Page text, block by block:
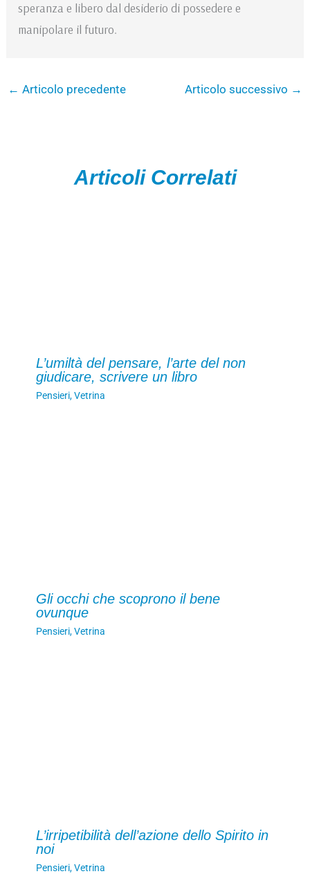
speranza e libero dal desiderio di possedere e
manipolare il futuro.
← Articolo precedente Articolo successivo →
Articoli Correlati
L’umiltà del pensare, l’arte del non
giudicare, scrivere un libro
Pensieri,Vetrina
Gli occhi che scoprono il bene
ovunque
Pensieri,Vetrina
L’irripetibilità dell’azione dello Spirito in
noi
Pensieri,Vetrina